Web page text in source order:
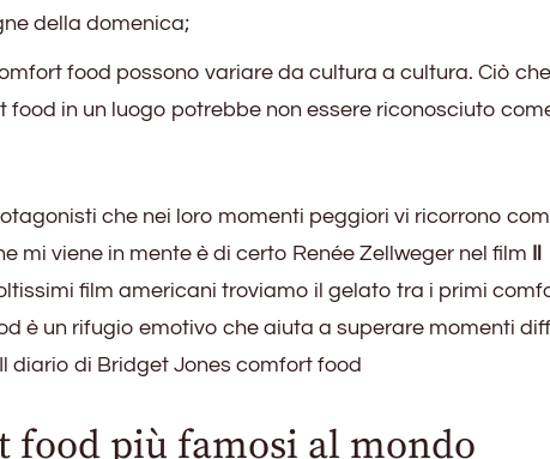
della domenica;
food possono variare da cultura a cultura. Ciò che
food in un luogo potrebbe non essere riconosciuto
che nei loro momenti peggiori vi ricorrono
mi viene in mente è di certo Renée Zellweger nel film Il
film americani troviamo il gelato tra i primi
è un rifugio emotivo che aiuta a superare momenti
food più famosi al mondo